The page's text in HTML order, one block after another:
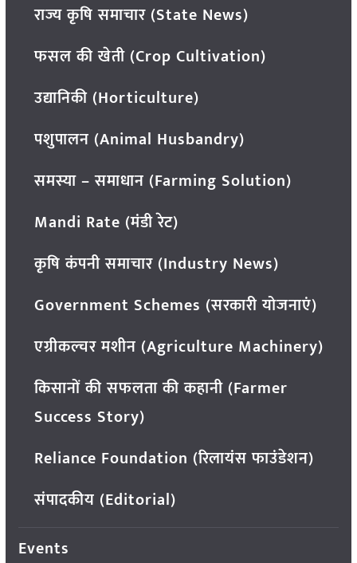
राज्य कृषि समाचार (State News)
फसल की खेती (Crop Cultivation)
उद्यानिकी (Horticulture)
पशुपालन (Animal Husbandry)
समस्या – समाधान (Farming Solution)
Mandi Rate (मंडी रेट)
कृषि कंपनी समाचार (Industry News)
Government Schemes (सरकारी योजनाएं)
एग्रीकल्चर मशीन (Agriculture Machinery)
किसानों की सफलता की कहानी (Farmer
Success Story)
Reliance Foundation (रिलायंस फाउंडेशन)
संपादकीय (Editorial)
Events